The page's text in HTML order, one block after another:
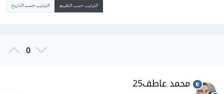
الترتيب حسب التقييم الترتيب حسب التاريخ
0
محمد عاطف25